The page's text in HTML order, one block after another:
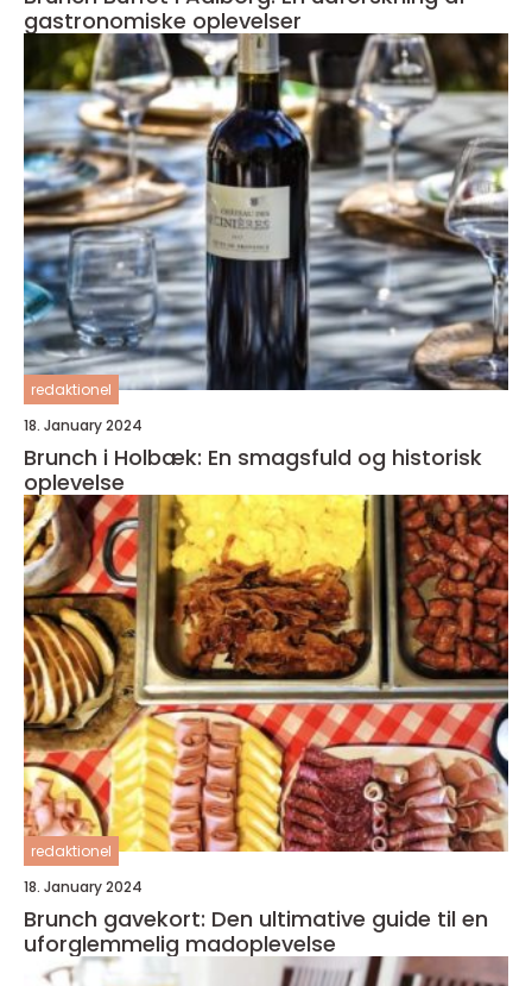
gastronomiske oplevelser
redaktionel
18. January 2024
Brunch i Holbæk: En smagsfuld og historisk
oplevelse
redaktionel
18. January 2024
Brunch gavekort: Den ultimative guide til en
uforglemmelig madoplevelse